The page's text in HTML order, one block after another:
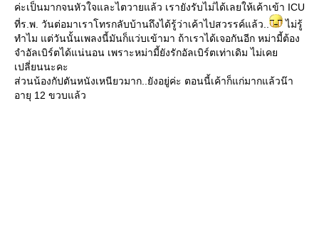
ค่ะเป็นมากจนหัวใจและไตวายแล้ว เรายังรับไม่ได้เลยให้เค้าเข้า ICU
ที่ร.พ. วันต่อมาเราโทรกลับบ้านถึงได้รู้ว่าเค้าไปสวรรค์แล้ว..
ไม่รู้
ทำไม แต่วันนั้นเพลงนี้มันก็แว่บเข้ามา ถ้าเราได้เจอกันอีก หม่ามี้ต้อง
จำอัลเบิร์ตได้แน่นอน เพราะหม่ามี้ยังรักอัลเบิร์ตเท่าเดิม ไม่เค
เปลี่ยนนะคะ
ส่วนน้องกัปตันหนังเหนียวมาก..ยังอยู่ค่ะ ตอนนี้เค้าก็แก่มากแล้วน๊า
อายุ 12 ขวบแล้ว